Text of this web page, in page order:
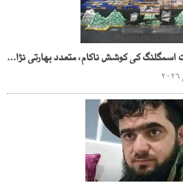
کینیڈا، 139 ملین ڈالر کی منشیات اسمگلنگ کی کوشش ناکام، متعدد بھارتی نژاد ڈرائیور گرفتار